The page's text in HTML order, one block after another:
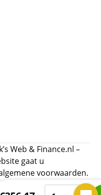
Web & Finance.nl –
gaat u
voorwaarden.